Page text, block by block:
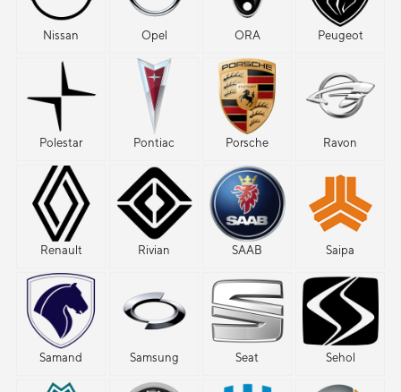
Nissan Opel ORA Peugeot
Polestar Pontiac Porsche Ravon
Renault Rivian SAAB Saipa
Samand Samsung Seat Sehol